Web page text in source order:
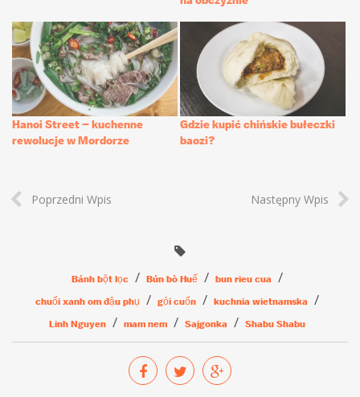
Hanoi Street – kuchenne
rewolucje w Mordorze
Gdzie kupić chińskie bułeczki
baozi?
Poprzedni Wpis Następny Wpis
Bánh bột lọc Bún bò Huế
bun rieu cua
chuối xanh om đậu phụ
gỏi cuốn
kuchnia wietnamska
Linh Nguyen
mam nem Sajgonka Shabu Shabu